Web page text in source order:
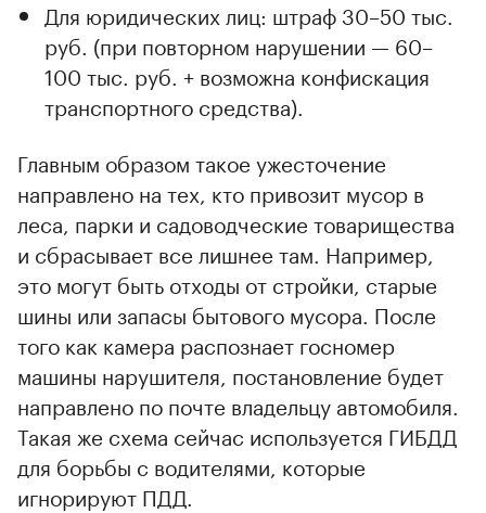
Для юридических лиц: штраф 30–50 тыс.
руб. (при повторном нарушении — 60–
100 тыс. руб. + возможна конфискация
транспортного средства).
Главным образом такое ужесточение
направлено на тех, кто привозит мусор в
леса, парки и садоводческие товарищества
и сбрасывает все лишнее там. Например,
это могут быть отходы от стройки, старые
шины или запасы бытового мусора. После
того как камера распознает госномер
машины нарушителя, постановление будет
направлено по почте владельцу автомобиля.
Такая же схема сейчас используется ГИБДД
для борьбы с водителями, которые
игнорируют ПДД.